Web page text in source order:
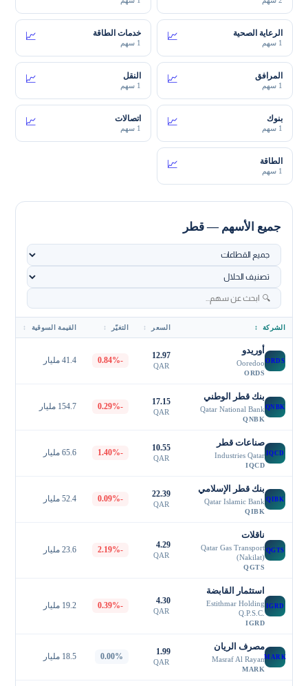
الرعاية الصحية
1 سهم
📈 خدمات الطاقة
1 سهم
📈
المرافق
1 سهم
📈 النقل
1 سهم
📈
بنوك
1 سهم
📈 اتصالات
1 سهم
📈
الطاقة
1 سهم
📈
جميع الأسهم — قطر
الشركة ↕ السعر ↕ التغيّر ↕ القيمة السوقية ↕
ORDS
أوريدو
Ooredoo
ORDS
12.97
QAR
-0.84% 41.4 مليار
QNBK
بنك قطر الوطني
Qatar National Bank
QNBK
17.15
QAR
-0.29% 154.7 مليار
IQCD
صناعات قطر
Industries Qatar
IQCD
10.55
QAR
-1.40% 65.6 مليار
QIBK
بنك قطر الإسلامي
Qatar Islamic Bank
QIBK
22.39
QAR
-0.09% 52.4 مليار
QGTS
ناقلات
Qatar Gas Transport
(Nakilat)
QGTS
4.29
QAR
-2.19% 23.6 مليار
IGRD
استثمار القابضة
Estithmar Holding
Q.P.S.C.
IGRD
4.30
QAR
-0.39% 19.2 مليار
MARK
مصرف الريان
Masraf Al Rayan
MARK
1.99
QAR
0.00% 18.5 مليار